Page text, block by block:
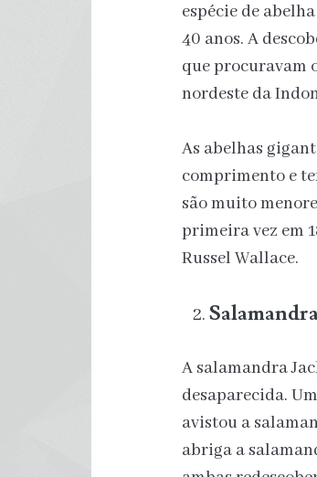
espécie de
40 anos. A
que procuravam
nordeste da
As abelhas
comprimento e
são muito
primeira vez em
Russel Wallace.
A salamandra
desaparecida.
avistou a
abriga a